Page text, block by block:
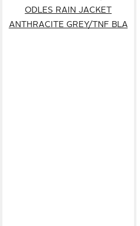
ODLES RAIN JACKET
ANTHRACITE GREY/TNF BLA